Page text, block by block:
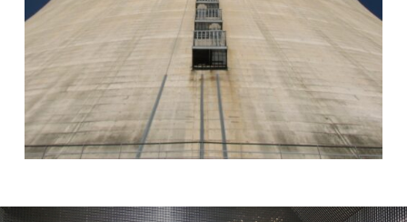
Savoir-faire
Références
Innovation